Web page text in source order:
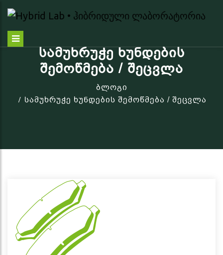
ᲡᲐᲛᲣᲮᲠᲣᲭᲔ ᲮᲣᲜᲓᲔᲑᲘᲡ
ᲨᲔᲛᲝᲬᲛᲔᲑᲐ / ᲨᲔᲪᲕᲚᲐ
ბლოგი
სამუხრუჭე ხუნდების შემოწმება / შეცვლა